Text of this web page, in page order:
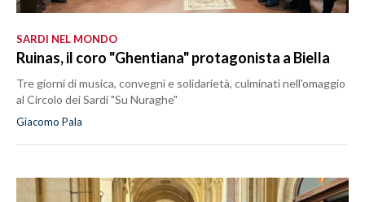
SARDI NEL MONDO
Ruinas, il coro "Ghentiana" protagonista a Biella
Tre giorni di musica, convegni e solidarietà, culminati nell'omaggio
al Circolo dei Sardi "Su Nuraghe"
Giacomo Pala